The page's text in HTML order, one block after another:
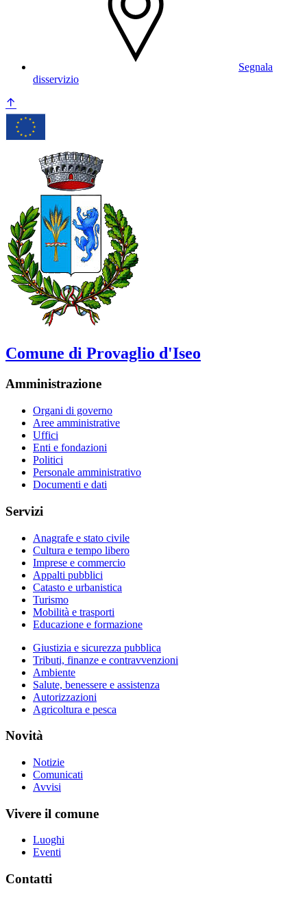
Segnala
disservizio
Comune di Provaglio d'Iseo
Amministrazione
Organi di governo
Aree amministrative
Uffici
Enti e fondazioni
Politici
Personale amministrativo
Documenti e dati
Servizi
Anagrafe e stato civile
Cultura e tempo libero
Imprese e commercio
Appalti pubblici
Catasto e urbanistica
Turismo
Mobilità e trasporti
Educazione e formazione
Giustizia e sicurezza pubblica
Tributi, finanze e contravvenzioni
Ambiente
Salute, benessere e assistenza
Autorizzazioni
Agricoltura e pesca
Novità
Notizie
Comunicati
Avvisi
Vivere il comune
Luoghi
Eventi
Contatti